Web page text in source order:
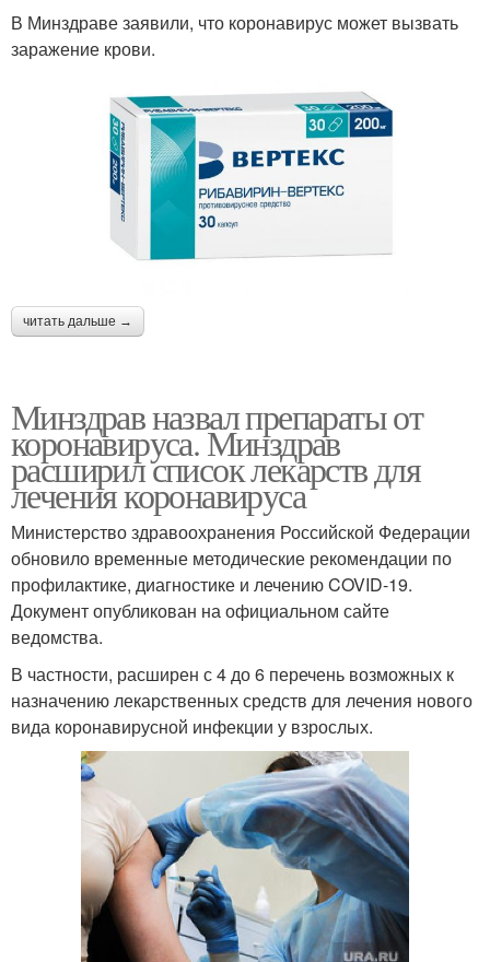
В Минздраве заявили, что коронавирус может вызвать
заражение крови.
читать дальше →
Минздрав назвал препараты от
коронавируса. Минздрав
расширил список лекарств для
лечения коронавируса
Министерство здравоохранения Российской Федерации
обновило временные методические рекомендации по
профилактике, диагностике и лечению COVID-19.
Документ опубликован на официальном сайте
ведомства.
В частности, расширен с 4 до 6 перечень возможных к
назначению лекарственных средств для лечения нового
вида коронавирусной инфекции у взрослых.